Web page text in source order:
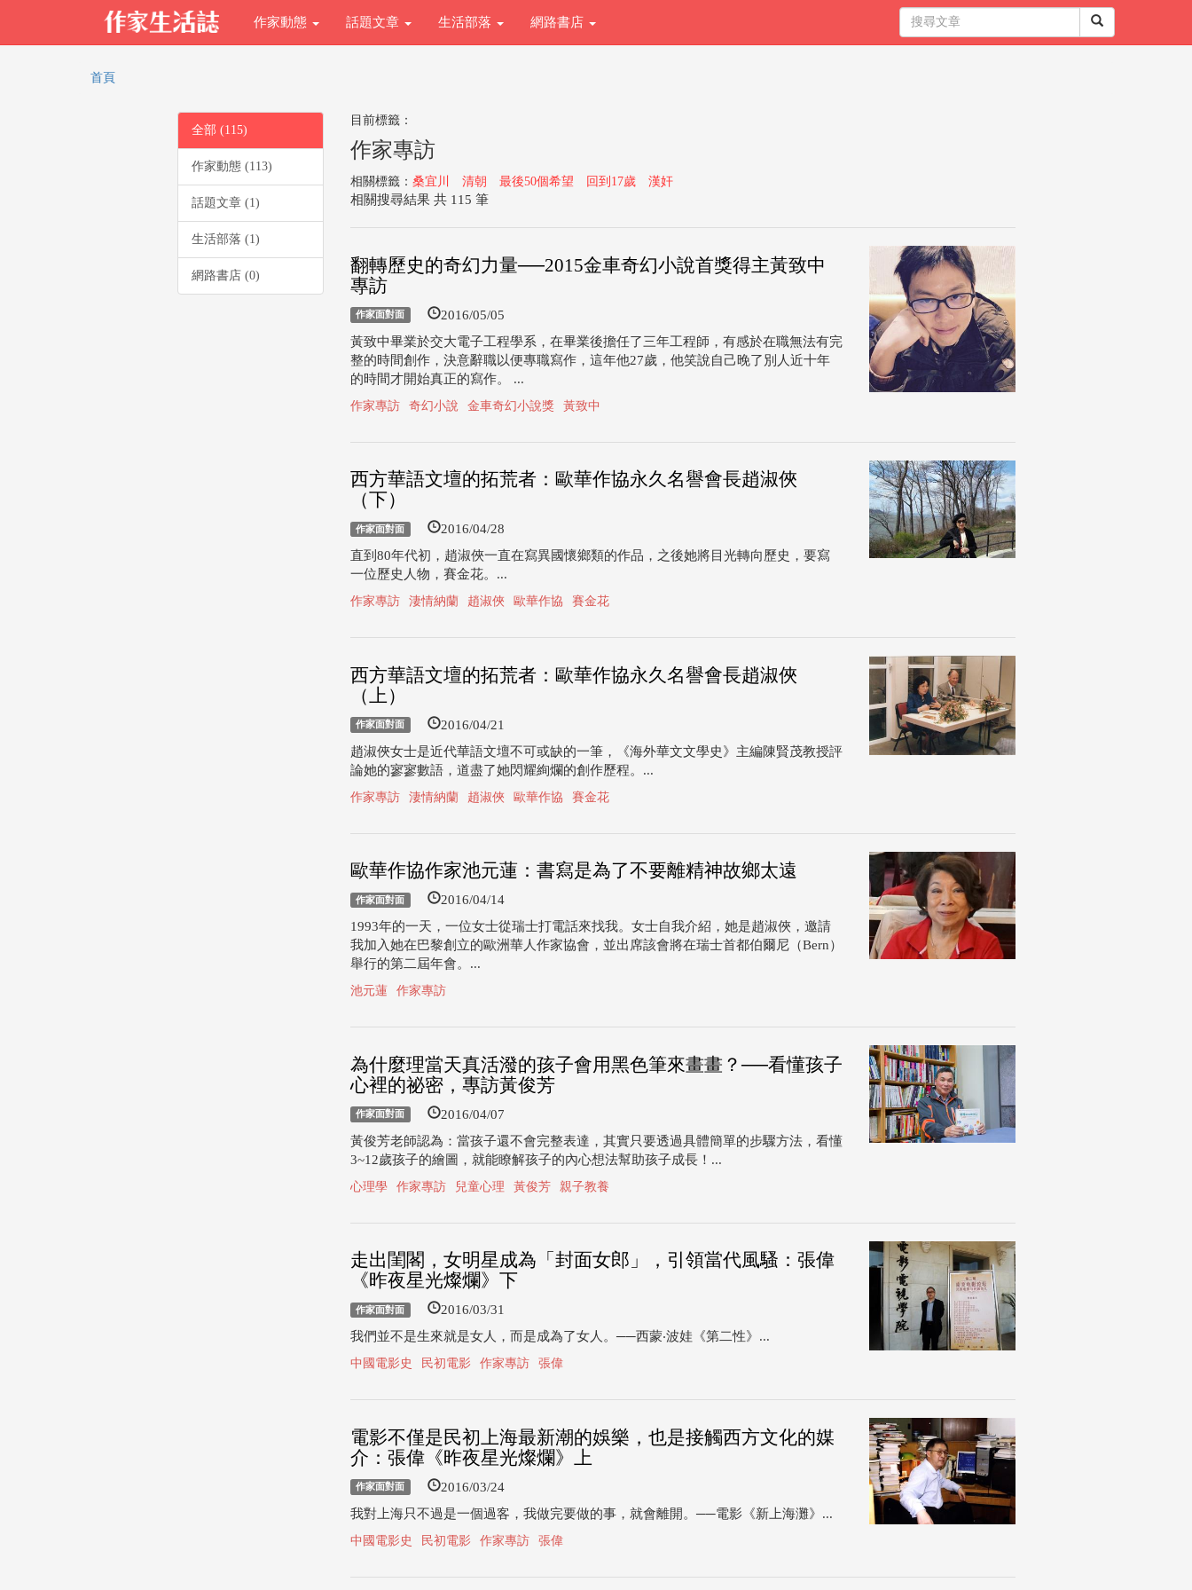
作家動態 話題文章 生活部落 網路書店
首頁
全部 (115)
作家動態 (113)
話題文章 (1)
生活部落 (1)
網路書店 (0)
目前標籤：
作家專訪
相關標籤： 桑宜川 清朝 最後50個希望 回到17歲 漢奸
相關搜尋結果 共 115 筆
翻轉歷史的奇幻力量──2015金車奇幻小說首獎得主黃致中
專訪
作家面對面 2016/05/05
黃致中畢業於交大電子工程學系，在畢業後擔任了三年工程師，有感於在職無法有完
整的時間創作，決意辭職以便專職寫作，這年他27歲，他笑說自己晚了別人近十年
的時間才開始真正的寫作。 ...
作家專訪 奇幻小說 金車奇幻小說獎 黃致中
西方華語文壇的拓荒者：歐華作協永久名譽會長趙淑俠
（下）
作家面對面 2016/04/28
直到80年代初，趙淑俠一直在寫異國懷鄉類的作品，之後她將目光轉向歷史，要寫
一位歷史人物，賽金花。...
作家專訪 淒情納蘭 趙淑俠 歐華作協 賽金花
西方華語文壇的拓荒者：歐華作協永久名譽會長趙淑俠
（上）
作家面對面 2016/04/21
趙淑俠女士是近代華語文壇不可或缺的一筆，《海外華文文學史》主編陳賢茂教授評
論她的寥寥數語，道盡了她閃耀絢爛的創作歷程。...
作家專訪 淒情納蘭 趙淑俠 歐華作協 賽金花
歐華作協作家池元蓮：書寫是為了不要離精神故鄉太遠
作家面對面 2016/04/14
1993年的一天，一位女士從瑞士打電話來找我。女士自我介紹，她是趙淑俠，邀請
我加入她在巴黎創立的歐洲華人作家協會，並出席該會將在瑞士首都伯爾尼（Bern）
舉行的第二屆年會。...
池元蓮 作家專訪
為什麼理當天真活潑的孩子會用黑色筆來畫畫？──看懂孩子
心裡的祕密，專訪黃俊芳
作家面對面 2016/04/07
黃俊芳老師認為：當孩子還不會完整表達，其實只要透過具體簡單的步驟方法，看懂
3~12歲孩子的繪圖，就能瞭解孩子的內心想法幫助孩子成長！...
心理學 作家專訪 兒童心理 黃俊芳 親子教養
走出閨閣，女明星成為「封面女郎」，引領當代風騷：張偉
《昨夜星光燦爛》下
作家面對面 2016/03/31
我們並不是生來就是女人，而是成為了女人。──西蒙‧波娃《第二性》...
中國電影史 民初電影 作家專訪 張偉
電影不僅是民初上海最新潮的娛樂，也是接觸西方文化的媒
介：張偉《昨夜星光燦爛》上
作家面對面 2016/03/24
我對上海只不過是一個過客，我做完要做的事，就會離開。──電影《新上海灘》...
中國電影史 民初電影 作家專訪 張偉